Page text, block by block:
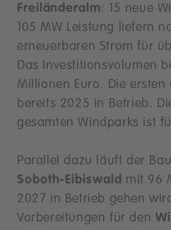
Freiländeralm: 15 neue
105 MW Leistung liefern
erneuerbaren Strom für
Das Investitionsvolumen
Millionen Euro. Die
bereits 2025 in Betrieb.
gesamten Windparks ist
Parallel dazu läuft der
Soboth-Eibiswald mit 96
2027 in Betrieb gehen
Vorbereitungen für den